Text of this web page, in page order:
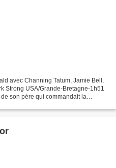
avec Channing Tatum, Jamie Bell,
Strong USA/Grande-Bretagne-1h51
son père qui commandait la